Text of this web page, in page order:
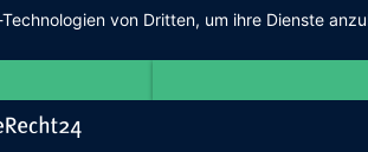
von Dritten, um ihre Dienste